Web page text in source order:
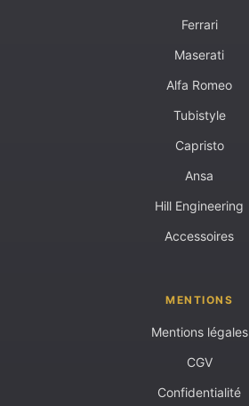
Ferrari
Maserati
Alfa Romeo
Tubistyle
Capristo
Ansa
Hill Engineering
Accessoires
MENTIONS
Mentions légales
CGV
Confidentialité